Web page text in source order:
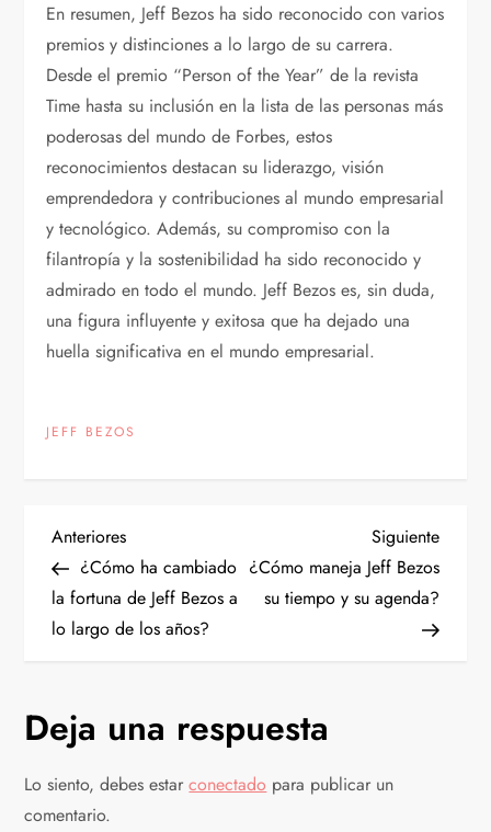
En resumen, Jeff Bezos ha sido reconocido con varios
premios y distinciones a lo largo de su carrera.
Desde el premio “Person of the Year” de la revista
Time hasta su inclusión en la lista de las personas más
poderosas del mundo de Forbes, estos
reconocimientos destacan su liderazgo, visión
emprendedora y contribuciones al mundo empresarial
y tecnológico. Además, su compromiso con la
filantropía y la sostenibilidad ha sido reconocido y
admirado en todo el mundo. Jeff Bezos es, sin duda,
una figura influyente y exitosa que ha dejado una
huella significativa en el mundo empresarial.
JEFF BEZOS
N
a
v
e
g
a
Entrada
anterior
Anteriores
¿Cómo ha cambiado
la fortuna de Jeff Bezos a
lo largo de los años?
Siguiente
¿Cómo maneja Jeff Bezos
su tiempo y su agenda?
Deja una respuesta
Lo siento, debes estarconectado para publicar un
comentario.